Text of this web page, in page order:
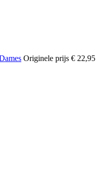
Originele prijs € 22,95